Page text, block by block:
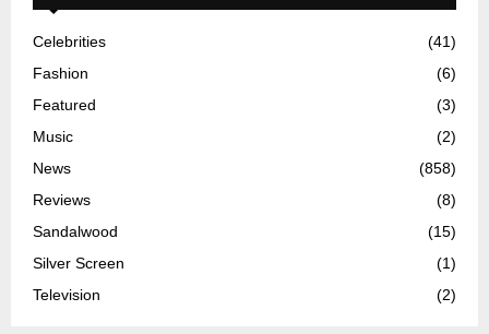
Celebrities
(41)
Fashion
(6)
Featured
(3)
Music
(2)
News
(858)
Reviews
(8)
Sandalwood
(15)
Silver Screen
(1)
Television
(2)